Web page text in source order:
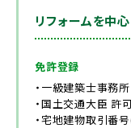
リフォームを中
免許登録
・一級建築士事務
・国土交通大臣 許
・宅地建物取引番